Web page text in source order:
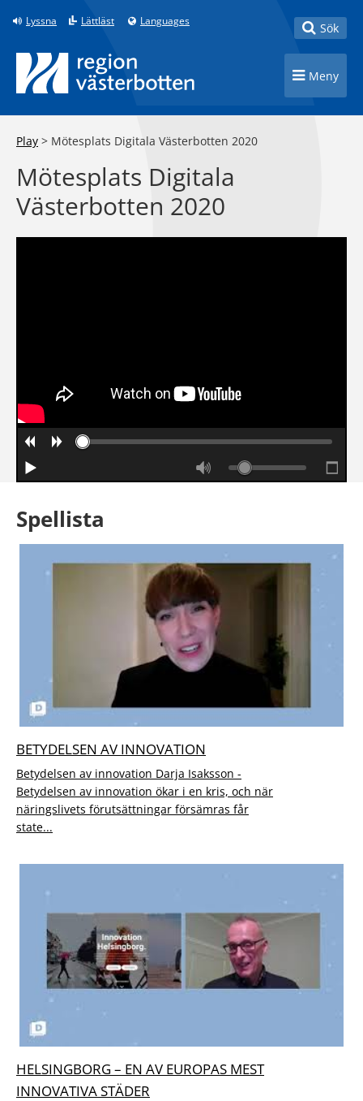
Till innehåll på sidan
Lyssna Lättläst Languages Toggle
Sök
Toggle
Meny
Play > Mötesplats Digitala Västerbotten 2020
Mötesplats Digitala
Västerbotten 2020
Spellista
BETYDELSEN AV INNOVATION
Betydelsen av innovation Darja Isaksson -
Betydelsen av innovation ökar i en kris, och när
näringslivets förutsättningar försämras får
state...
HELSINGBORG – EN AV EUROPAS MEST
INNOVATIVA STÄDER